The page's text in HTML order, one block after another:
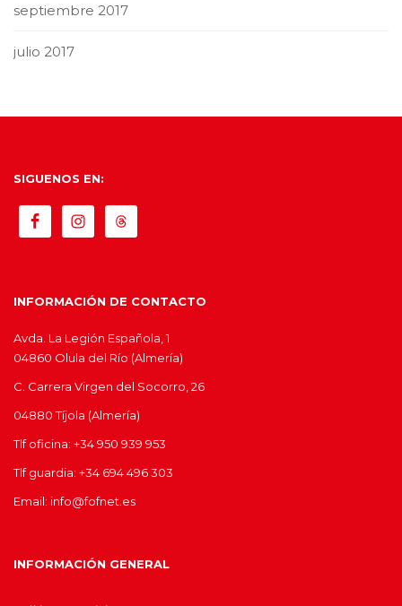
septiembre 2017
julio 2017
SIGUENOS EN:
INFORMACIÓN DE CONTACTO
Avda. La Legión Española, 1
04860 Olula del Río (Almería)
C. Carrera Virgen del Socorro, 26
04880 Tíjola (Almería)
Tlf oficina: +34 950 939 953
Tlf guardia: +34 694 496 303
Email: info@fofnet.es
INFORMACIÓN GENERAL